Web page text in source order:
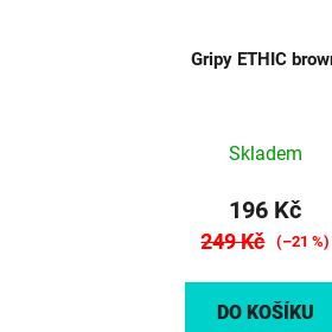
Gripy ETHIC
Skladem
196 Kč
249 Kč (–21 %)
DO KOŠÍKU